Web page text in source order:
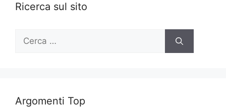
Ricerca sul sito
Ricerca
Argomenti Top